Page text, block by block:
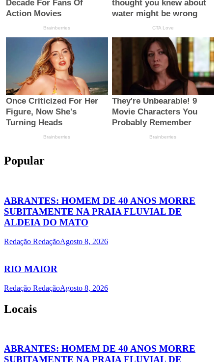
Popular
ABRANTES: HOMEM DE 40 ANOS MORRE
SUBITAMENTE NA PRAIA FLUVIAL DE
ALDEIA DO MATO
Redação RedaçãoAgosto 8, 2026
RIO MAIOR
Redação RedaçãoAgosto 8, 2026
Locais
ABRANTES: HOMEM DE 40 ANOS MORRE
SUBITAMENTE NA PRAIA FLUVIAL DE